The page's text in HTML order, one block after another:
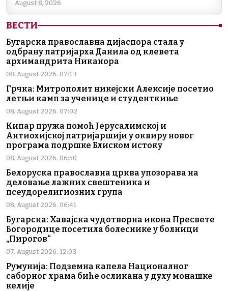
August 8, 2026
ВЕСТИ
Бугарска православна дијаспора стала у
одбрану патријарха Данила од клевета
архимандрита Никанора
08. August 2026. 07:13
Грчка: Митрополит никејски Алексије посетио
летњи камп за ученице и студенткиње
08. August 2026. 07:02
Кипар пружа помоћ Јерусалимској и
Антиохијској патријаршији у оквиру новог
програма подршке Блиском истоку
08. August 2026. 06:50
Белоруска православна црква упозорава на
деловање лажних свештеника и
псеудорелигиозних група
08. August 2026. 06:41
Бугарска: Хавајска чудотворна икона Пресвете
Богородице посетила болеснике у болници
„Пирогов“
07. August 2026. 12:03
Румунија: Подземна капела Националног
саборног храма биће осликана у духу монашке
келије